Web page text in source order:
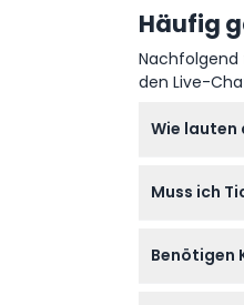
Häufig
Nachfolgend
den Live-
Wie lauten
die
Muss ich
Benötigen